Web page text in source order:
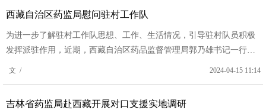
西藏自治区药监局慰问驻村工作队
为进一步了解驻村工作队思想、工作、生活情况，引导驻村队员积极
发挥派驻作用，近期，西藏自治区药品监督管理局郭乃雄书记一行深
入谢通门县卡嘎镇库热孜村驻村点进行慰问。
文 / 2024-04-15 11:14
吉林省药监局赴西藏开展对口支援实地调研